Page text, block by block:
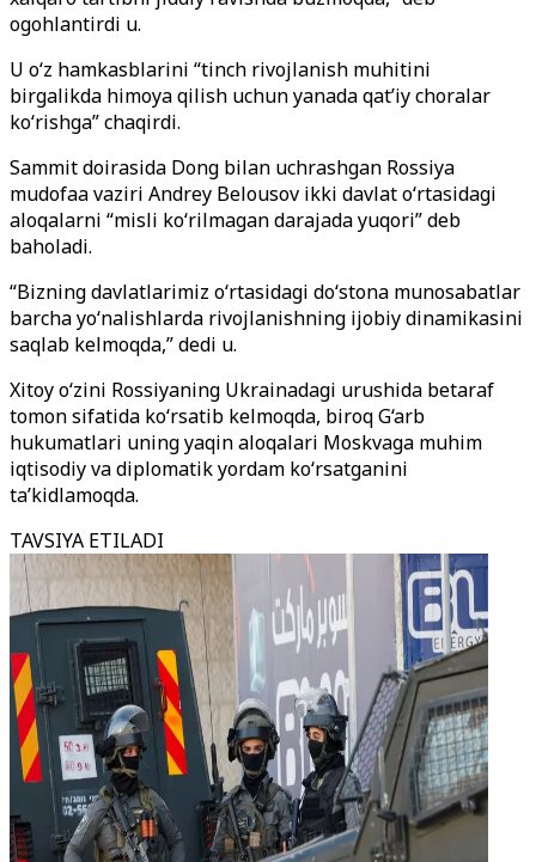
ogohlantirdi u.
U o‘z hamkasblarini “tinch rivojlanish muhitini
birgalikda himoya qilish uchun yanada qat’iy choralar
ko‘rishga” chaqirdi.
Sammit doirasida Dong bilan uchrashgan Rossiya
mudofaa vaziri Andrey Belousov ikki davlat o‘rtasidagi
aloqalarni “misli ko‘rilmagan darajada yuqori” deb
baholadi.
“Bizning davlatlarimiz o‘rtasidagi do‘stona munosabatlar
barcha yo‘nalishlarda rivojlanishning ijobiy dinamikasini
saqlab kelmoqda,” dedi u.
Xitoy o‘zini Rossiyaning Ukrainadagi urushida betaraf
tomon sifatida ko‘rsatib kelmoqda, biroq G‘arb
hukumatlari uning yaqin aloqalari Moskvaga muhim
iqtisodiy va diplomatik yordam ko‘rsatganini
ta’kidlamoqda.
TAVSIYA ETILADI